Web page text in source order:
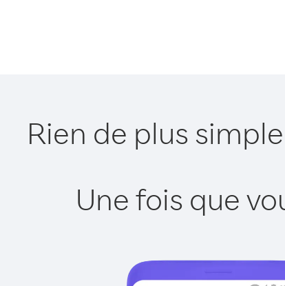
Rien de plus
Une fois que